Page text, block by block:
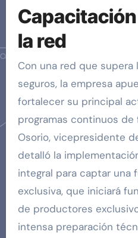
la red
Con una red que
seguros, la empresa
fortalecer su principal
programas continuos de
Osorio, vicepresidente
detalló la
integral para captar una
exclusiva, que iniciará
de productores
intensa preparación